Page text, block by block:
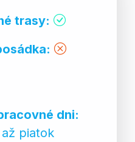
trasy:
dni:
piatok